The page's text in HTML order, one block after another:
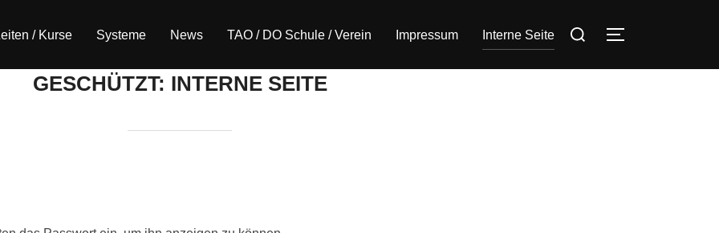
/ Kurse Systeme News TAO / DO Schule / Verein Impressum Interne Seite
Suchen
GESCHÜTZT: INTERNE SEITE